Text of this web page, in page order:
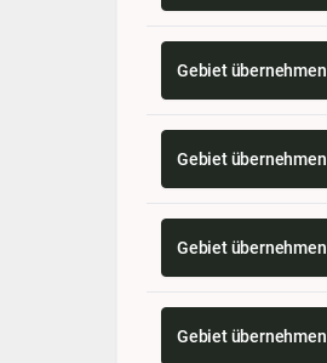
Gebiet übernehmen
Gebiet übernehmen
Gebiet übernehmen
Gebiet übernehmen